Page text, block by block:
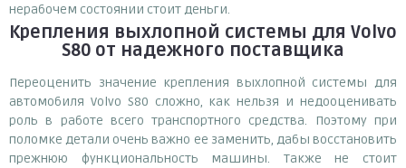
нерабочем состоянии стоит деньги.
Крепления выхлопной системы для Volvo
S80 от надежного поставщика
Переоценить значение крепления выхлопной системы для
автомобиля Volvo S80 сложно, как нельзя и недооценивать
роль в работе всего транспортного средства. Поэтому при
поломке детали очень важно ее заменить, дабы восстановить
прежнюю функциональность машины. Также не стоит